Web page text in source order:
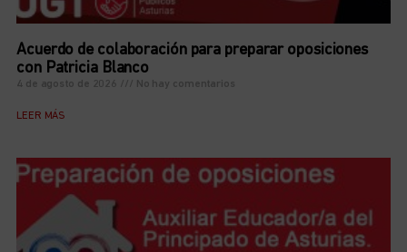
Acuerdo de colaboración para preparar oposiciones
con Patricia Blanco
4 de agosto de 2026 No hay comentarios
LEER MÁS